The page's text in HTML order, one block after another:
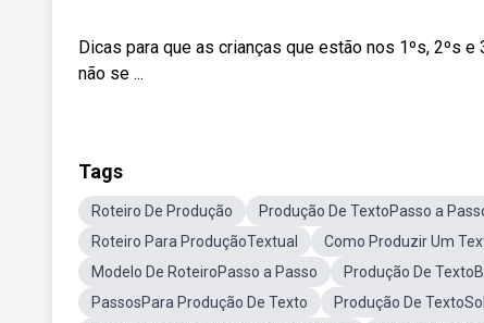
Dicas para que as crianças que estão nos 1ºs, 2ºs
não se ...
Tags
Roteiro De Produção Produção De TextoPasso a
Roteiro Para ProduçãoTextual
Como Produzir Um
Modelo De RoteiroPasso a Passo
Produção De
PassosPara Produção De Texto
Produção De